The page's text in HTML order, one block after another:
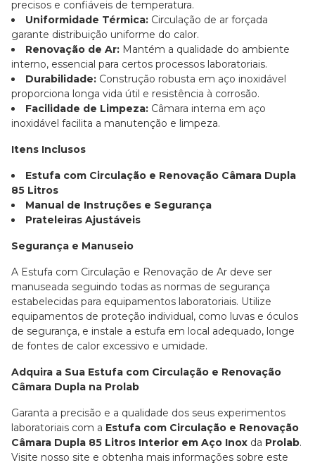
precisos e confiáveis de temperatura.
Uniformidade Térmica: Circulação de ar forçada
garante distribuição uniforme do calor.
Renovação de Ar: Mantém a qualidade do ambiente
interno, essencial para certos processos laboratoriais.
Durabilidade: Construção robusta em aço inoxidável
proporciona longa vida útil e resistência à corrosão.
Facilidade de Limpeza: Câmara interna em aço
inoxidável facilita a manutenção e limpeza.
Itens Inclusos
Estufa com Circulação e Renovação Câmara Dupla
85 Litros
Manual de Instruções e Segurança
Prateleiras Ajustáveis
Segurança e Manuseio
A Estufa com Circulação e Renovação de Ar deve ser
manuseada seguindo todas as normas de segurança
estabelecidas para equipamentos laboratoriais. Utilize
equipamentos de proteção individual, como luvas e óculos
de segurança, e instale a estufa em local adequado, longe
de fontes de calor excessivo e umidade.
Adquira a Sua Estufa com Circulação e Renovação
Câmara Dupla na Prolab
Garanta a precisão e a qualidade dos seus experimentos
laboratoriais com a Estufa com Circulação e Renovação
Câmara Dupla 85 Litros Interior em Aço Inox da Prolab.
Visite nosso site e obtenha mais informações sobre este